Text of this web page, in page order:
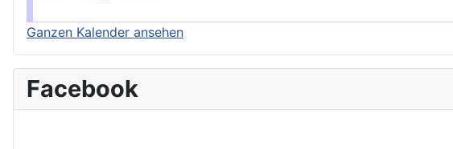
Ganzen Kalender ansehen
Facebook